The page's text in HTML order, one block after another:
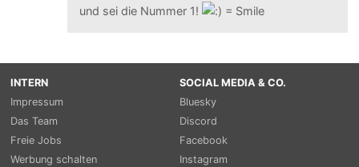
und sei die Nummer 1!
INTERN
Impressum
Das Team
Freie Jobs
Werbung schalten
SOCIAL MEDIA & CO.
Bluesky
Discord
Facebook
Instagram